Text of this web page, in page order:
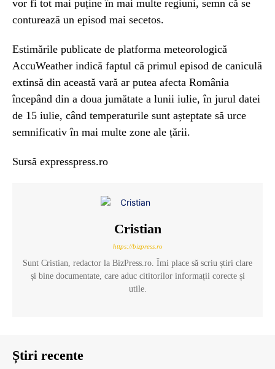
vor fi tot mai puține în mai multe regiuni, semn că se
conturează un episod mai secetos.
Estimările publicate de platforma meteorologică
AccuWeather indică faptul că primul episod de caniculă
extinsă din această vară ar putea afecta România
începând din a doua jumătate a lunii iulie, în jurul datei
de 15 iulie, când temperaturile sunt așteptate să urce
semnificativ în mai multe zone ale țării.
Sursă expresspress.ro
Cristian
https://bizpress.ro
Sunt Cristian, redactor la BizPress.ro. Îmi place să scriu știri clare
și bine documentate, care aduc cititorilor informații corecte și
utile.
Știri recente